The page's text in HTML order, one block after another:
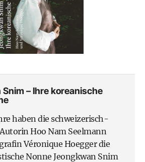
– Ihre koreanische
haben die schweizerisch-
Hoo Nam Seelmann
Véronique Hoegger die
Nonne Jeongkwan Snim